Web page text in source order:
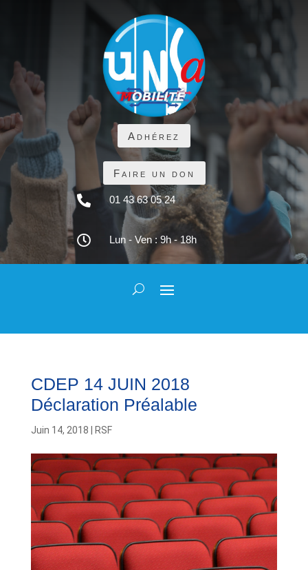
Adhérez
Faire un don
 01 43 63 05 24
 Lun - Ven : 9h - 18h
CDEP 14 JUIN 2018
Déclaration Préalable
Juin 14, 2018 RSF